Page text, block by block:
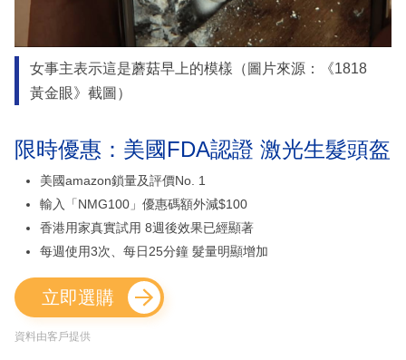
女事主表示這是蘑菇早上的模樣（圖片來源：《1818
黃金眼》截圖）
限時優惠：美國FDA認證 激光生髮頭盔
美國amazon鎖量及評價No. 1
輸入「NMG100」優惠碼額外減$100
香港用家真實試用 8週後效果已經顯著
每週使用3次、每日25分鐘 髮量明顯增加
立即選購
資料由客戶提供